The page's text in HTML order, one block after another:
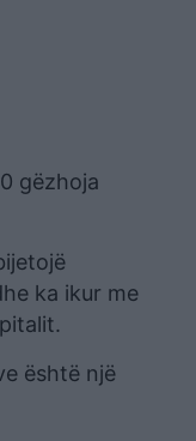
gëzhoja
ka ikur me
është një